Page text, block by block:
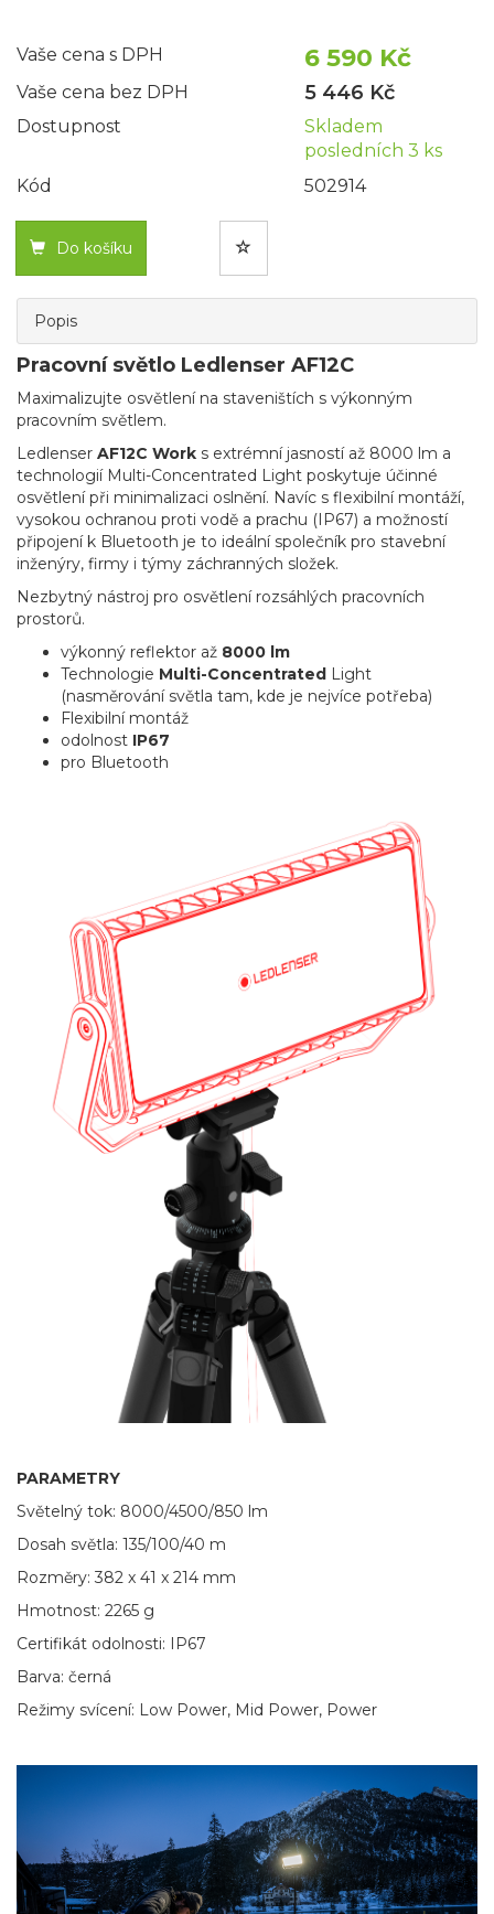
Vaše cena s DPH 6 590 Kč
Vaše cena bez DPH 5 446 Kč
Dostupnost
Skladem
posledních 3 ks
Kód
502914
Do košíku
Popis
Pracovní světlo Ledlenser AF12C
Maximalizujte osvětlení na staveništích s výkonným
pracovním světlem.
Ledlenser AF12C Work s extrémní jasností až 8000 lm a
technologií Multi-Concentrated Light poskytuje účinné
osvětlení při minimalizaci oslnění. Navíc s flexibilní montáží,
vysokou ochranou proti vodě a prachu (IP67) a možností
připojení k Bluetooth je to ideální společník pro stavební
inženýry, firmy i týmy záchranných složek.
Nezbytný nástroj pro osvětlení rozsáhlých pracovních
prostorů.
výkonný reflektor až 8000 lm
Technologie Multi-Concentrated Light
(nasměrování světla tam, kde je nejvíce potřeba)
Flexibilní montáž
odolnost IP67
pro Bluetooth
PARAMETRY
Světelný tok: 8000/4500/850 lm
Dosah světla: 135/100/40 m
Rozměry: 382 x 41 x 214 mm
Hmotnost: 2265 g
Certifikát odolnosti: IP67
Barva: černá
Režimy svícení: Low Power, Mid Power, Power